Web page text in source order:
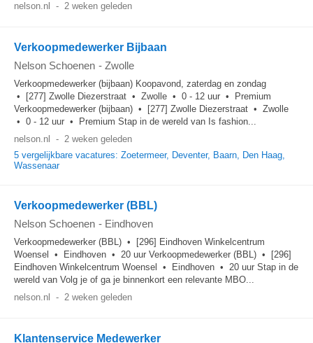
nelson.nl
- 2 weken geleden
Verkoopmedewerker Bijbaan
Nelson Schoenen - Zwolle
Verkoopmedewerker (bijbaan) Koopavond, zaterdag en zondag
• [277] Zwolle Diezerstraat • Zwolle • 0 - 12 uur • Premium
Verkoopmedewerker (bijbaan) • [277] Zwolle Diezerstraat • Zwolle
• 0 - 12 uur • Premium Stap in de wereld van Is fashion...
nelson.nl
- 2 weken geleden
5 vergelijkbare vacatures: Zoetermeer, Deventer, Baarn, Den Haag,
Wassenaar
Verkoopmedewerker (BBL)
Nelson Schoenen - Eindhoven
Verkoopmedewerker (BBL) • [296] Eindhoven Winkelcentrum
Woensel • Eindhoven • 20 uur Verkoopmedewerker (BBL) • [296]
Eindhoven Winkelcentrum Woensel • Eindhoven • 20 uur Stap in de
wereld van Volg je of ga je binnenkort een relevante MBO...
nelson.nl
- 2 weken geleden
Klantenservice Medewerker